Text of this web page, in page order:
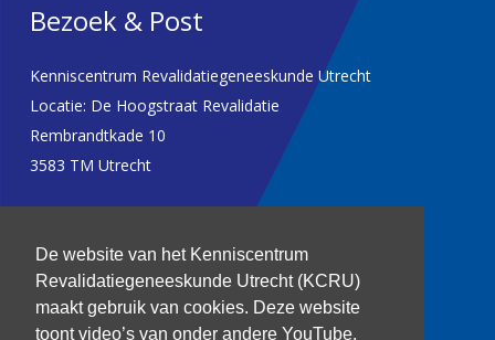
De website van het Kenniscentrum
Revalidatiegeneeskunde Utrecht (KCRU)
maakt gebruik van cookies. Deze website
toont video’s van onder andere YouTube.
Bezoek & Post
Kenniscentrum Revalidatiegeneeskunde Utrecht
Locatie: De Hoogstraat Revalidatie
Rembrandtkade 10
3583 TM Utrecht
kenniscentrum@dehoogstraat.nl